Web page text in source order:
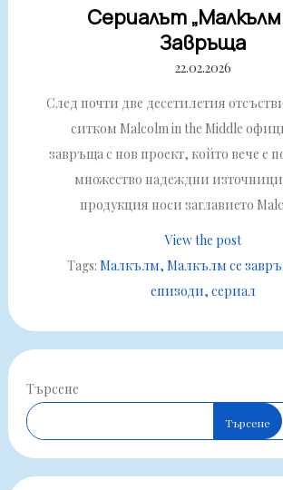
Сериалът
Завръща
22.02.2026
След почти две десетилетия
ситком Malcolm in the Middle
завръща с нов проект, който вече е
множество надеждни
продукция носи заглавието
View the post
Tags:Малкълм Малкълм се
епизоди сериал
Търсене
Търсене